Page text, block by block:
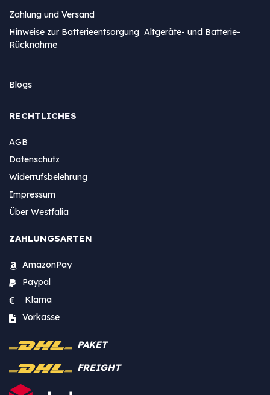
Zahlung und Versand
Hinweise zur Batterieentsorgung Altgeräte- und Batterie-
Rücknahme
Blogs
RECHTLICHES
AGB
Datenschutz
Widerrufsbelehrung
Impressum
Über Westfalia
ZAHLUNGSARTEN
AmazonPay
Paypal
Klarna
Vorkasse
PAKET
FREIGHT